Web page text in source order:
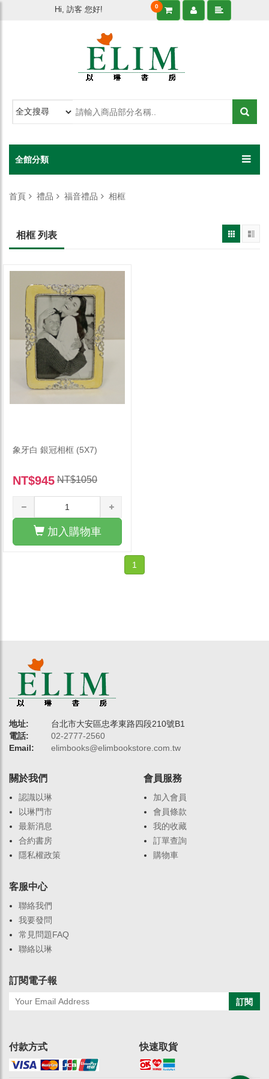
Hi, 訪客 您好! 0
全館分類
首頁 禮品 福音禮品 相框
相框 列表
象牙白 銀冠相框 (5X7)
NT$945 NT$1050
加入購物車
1
地址:
台北市大安區忠孝東路四段210號B1
電話:
02-2777-2560
Email:
elimbooks@elimbookstore.com.tw
關於我們
認識以琳
以琳門市
最新消息
合約書房
隱私權政策
會員服務
加入會員
會員條款
我的收藏
訂單查詢
購物車
客服中心
聯絡我們
我要發問
常見問題FAQ
聯絡以琳
訂閱電子報
訂閱
付款方式 快速取貨